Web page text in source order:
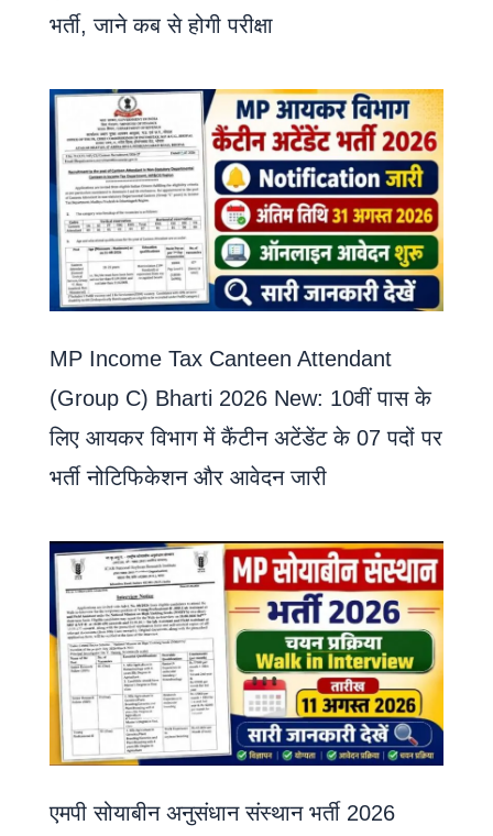
भर्ती, जाने कब से होगी परीक्षा
MP Income Tax Canteen Attendant
(Group C) Bharti 2026 New: 10वीं पास के
लिए आयकर विभाग में कैंटीन अटेंडेंट के 07 पदों पर
भर्ती नोटिफिकेशन और आवेदन जारी
एमपी सोयाबीन अनुसंधान संस्थान भर्ती 2026